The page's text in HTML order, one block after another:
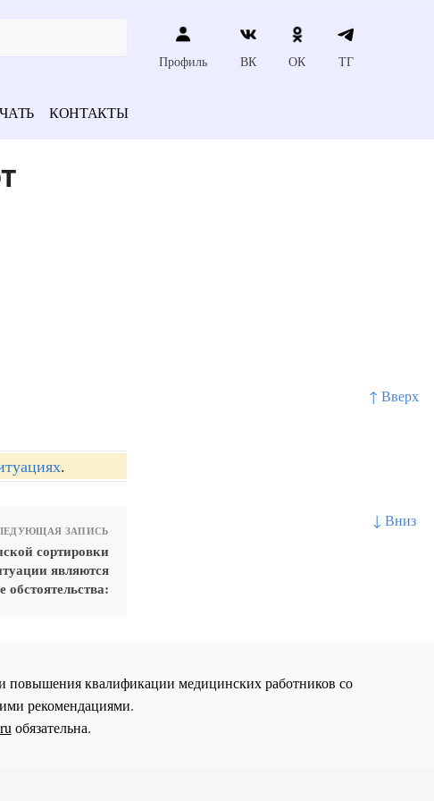
↑ Вверх
↓ Вниз
Профиль ВК ОК ТГ
КОНТАКТЫ
.
ЗАПИСЬ
сортировки
являются
повышения квалификации медицинских работников со
рекомендациями.
обязательна.